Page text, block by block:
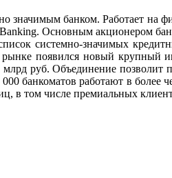
банком. Работает на
Основным акционером
системно-значимых
появился новый
руб. Объединение позволит
банкоматов работают в более
в том числе премиальных